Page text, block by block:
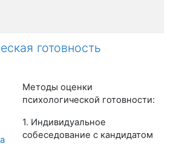
готовность
Методы оценки
психологической готовности:
1. Индивидуальное
собеседование с кандидатом